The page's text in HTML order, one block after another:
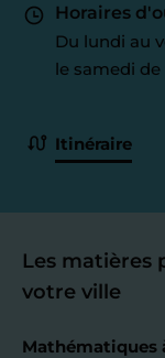
Horaires
Du lundi au
le samedi de
Itinéraire
Les matières
votre ville
Mathématiques